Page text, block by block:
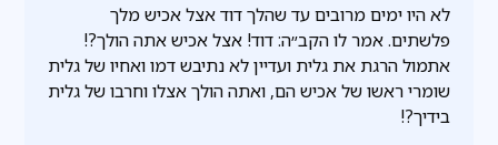
לא היו ימים מרובים עד שהלך דוד אצל אכיש מלך
פלשתים. אמר לו הקב״ה: דוד! אצל אכיש אתה הולך?!
אתמול הרגת את גלית ועדיין לא נתיבש דמו ואחיו של גלית
שומרי ראשו של אכיש הם, ואתה הולך אצלו וחרבו של גלית
בידיך?!